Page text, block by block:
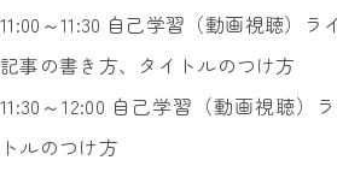
11:00～11:30 自己学習（動画視聴）
記事の書き方、タイトルのつけ方
11:30～12:00 自己学習（動画視聴
トルのつけ方